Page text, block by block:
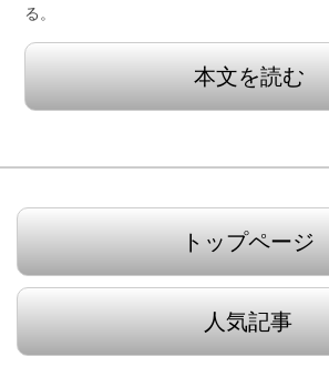
る。
本文を読む
トップページ
人気記事